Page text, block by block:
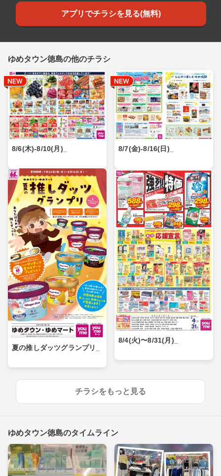
アプリでチラシを見る(無料)
ゆめタウン徳島の他のチラシ
8/6(木)-8/10(月)_ 8/7(金)-8/16(日)_
夏の推しダッツグランプリ_
8/4(火)〜8/31(月)_
チラシをもっと見る
ゆめタウン徳島のタイムライン